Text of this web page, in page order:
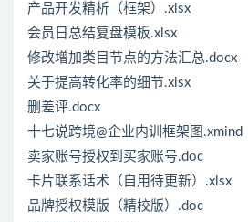
产品开发精析（框架）.xlsx
会员日总结复盘模板.xlsx
修改增加类目节点的方法汇总.docx
关于提高转化率的细节.xlsx
删差评.docx
十七说跨境@企业内训框架图.xmind
卖家账号授权到买家账号.doc
卡片联系话术（自用待更新）.xlsx
品牌授权模版（精校版）.doc